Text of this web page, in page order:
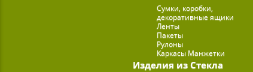
Сумки, коробки,
декоративные ящики
Ленты
Пакеты
Рулоны
Каркасы Манжетки
Изделия из Стекла